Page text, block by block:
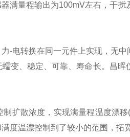
满量程输出为100mV左右，干
-电转换在同一元件上实现，无中
变、稳定、可靠、寿命长。昌
扩散浓度，实现满量程温度漂
度温漂控制到了较小的范围，拓